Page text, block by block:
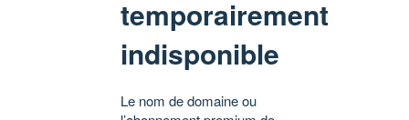
temporairement
indisponible
Le nom de domaine ou